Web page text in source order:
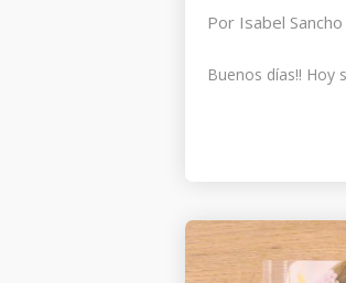
Por Isabel Sancho
Buenos días!! Hoy